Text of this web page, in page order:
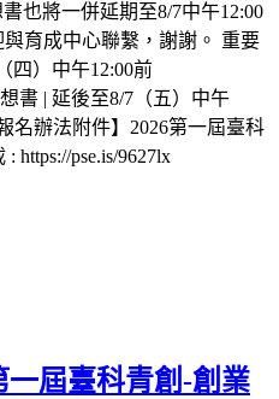
也將一併延期至8/7中午12:00
育成中心聯繫，謝謝。 重要
四）中午12:00前
書 | 延後至8/7（五）中午
名辦法附件】2026第一屆臺科
https://pse.is/9627lx
一屆臺科青創-創業